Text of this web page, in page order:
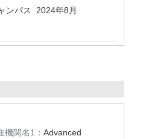
ンパス 2024年8月
機関名1： Advanced